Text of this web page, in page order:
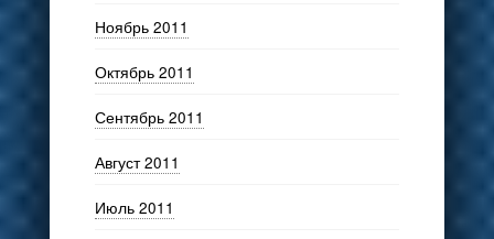
Ноябрь 2011
Октябрь 2011
Сентябрь 2011
Август 2011
Июль 2011